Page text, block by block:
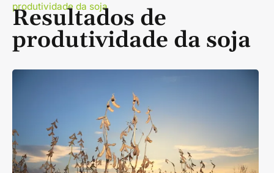
produtividade da soja
Resultados de
produtividade da soja